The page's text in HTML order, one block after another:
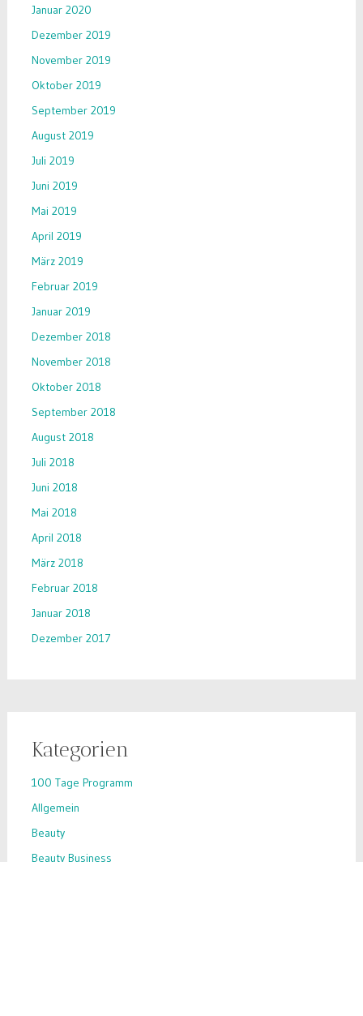
Januar 2020
Dezember 2019
November 2019
Oktober 2019
September 2019
August 2019
Juli 2019
Juni 2019
Mai 2019
April 2019
März 2019
Februar 2019
Januar 2019
Dezember 2018
November 2018
Oktober 2018
September 2018
August 2018
Juli 2018
Juni 2018
Mai 2018
April 2018
März 2018
Februar 2018
Januar 2018
Dezember 2017
Kategorien
100 Tage Programm
Allgemein
Beauty
Beauty Business